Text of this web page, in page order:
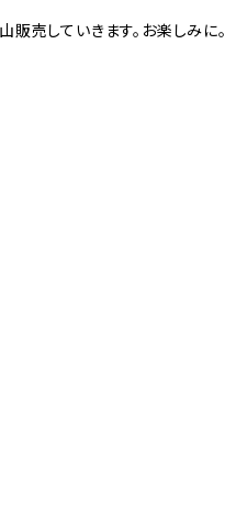
売していきます。お楽しみに。